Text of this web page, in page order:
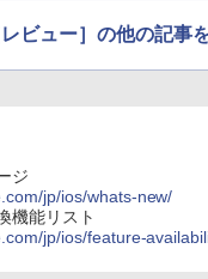
レビュー］の他の記事
ジ
jp/ios/whats-new/
機能リスト
jp/ios/feature-